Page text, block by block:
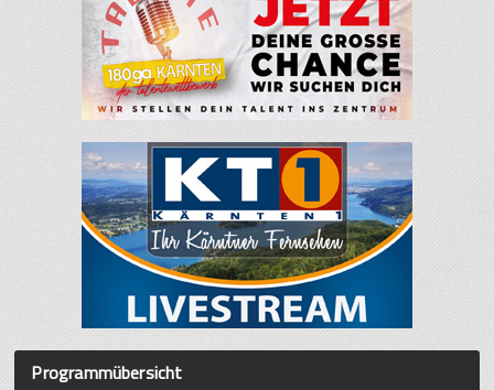
Programmübersicht